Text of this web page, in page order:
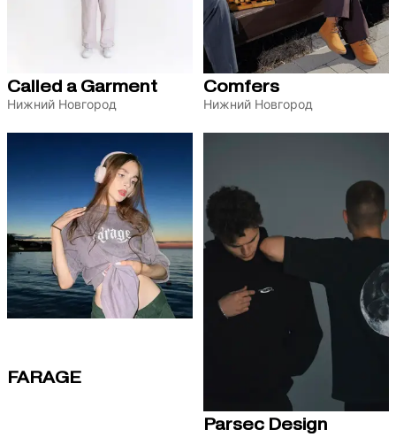
Called a Garment
Нижний Новгород
Comfers
Нижний Новгород
FARAGE
Parsec Design